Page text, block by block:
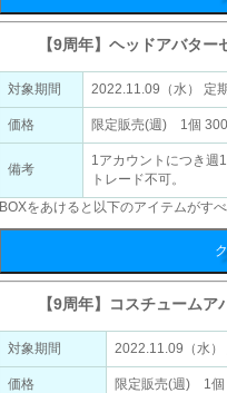
【9周年】ヘッドアバター
対象期間 2022.11.09（水） 定
価格 限定販売(週) 1個
備考
1アカウントにつき週
トレード不可。
BOXをあけると以下のアイテムがすべ
【9周年】コスチュームア
対象期間 2022.11.09（水）
価格 限定販売(週) 1個